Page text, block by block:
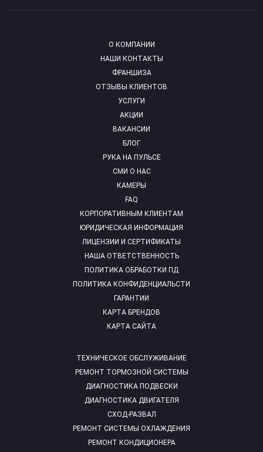
О КОМПАНИИ
НАШИ КОНТАКТЫ
ФРАНШИЗА
ОТЗЫВЫ КЛИЕНТОВ
УСЛУГИ
АКЦИИ
ВАКАНСИИ
БЛОГ
РУКА НА ПУЛЬСЕ
СМИ О НАС
КАМЕРЫ
FAQ
ТЕХНИЧЕСКОЕ ОБСЛУЖИВАНИЕ
РЕМОНТ ТОРМОЗНОЙ СИСТЕМЫ
ДИАГНОСТИКА ПОДВЕСКИ
ДИАГНОСТИКА ДВИГАТЕЛЯ
СХОД-РАЗВАЛ
РЕМОНТ СИСТЕМЫ ОХЛАЖДЕНИЯ
РЕМОНТ КОНДИЦИОНЕРА
КОРПОРАТИВНЫМ КЛИЕНТАМ
ЮРИДИЧЕСКАЯ ИНФОРМАЦИЯ
ЛИЦЕНЗИИ И СЕРТИФИКАТЫ
НАША ОТВЕТСТВЕННОСТЬ
ПОЛИТИКА ОБРАБОТКИ ПД
ПОЛИТИКА КОНФИДЕНЦИАЛЬСТИ
ГАРАНТИИ
КАРТА БРЕНДОВ
КАРТА САЙТА